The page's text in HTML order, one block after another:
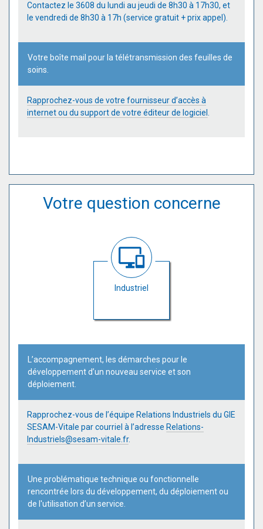
Contactez le 3608 du lundi au jeudi de 8h30 à 17h30, et
le vendredi de 8h30 à 17h (service gratuit + prix appel).
Votre boîte mail pour la télétransmission des feuilles de
soins.
Rapprochez-vous de votre fournisseur d’accès à
internet ou du support de votre éditeur de logiciel .
Votre question concerne
Industriel
L’accompagnement, les démarches pour le
développement d’un nouveau service et son
déploiement.
Rapprochez-vous de l’équipe Relations Industriels du GIE
SESAM-Vitale par courriel à l’adresse Relations-
Industriels@sesam-vitale.fr.
Une problématique technique ou fonctionnelle
rencontrée lors du développement, du déploiement ou
de l'utilisation d’un service.